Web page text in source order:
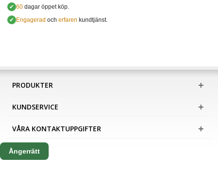
✔ 60 dagar öppet köp.
✔ Engagerad och erfaren kundtjänst.
PRODUKTER
KUNDSERVICE
VÅRA KONTAKTUPPGIFTER
Ångerrätt